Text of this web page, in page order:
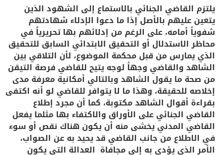
يلتزم القاضي الجنائي بالاستماع إلى الشهود الذين
يتعين عليهم بالأصل إذا ما دعوا الإدلاء شهادتهم
شفوياً أمامه، على الرغم من إدلائهم بها تحريرياً في
محاظر الاستدلال أو التحقيق الابتدائي السابق للتحقيق
الذي يمارس من قبل محكمة الموضوع، لأن التلاقي بين
الشاهد والقاضي وجهاً لوجه يتيح للقاضي فرصة التيقن
من صحة ما يقول الشاهد وبالتالي أمكانية معرفة مدى
إخلاصه للحقيقة، وهذا ما لا يتوافر للقاضي لو أنه اكتفى
بقراءة أقوال الشاهد مكتوبة، كما أن مجرد إطلاع
القاضي الجنائي على الأوراق والاكتفاء بها مثلما يفعل
القاضي المدني يخشى منه أن يكون هناك نقص أو سوء
في الاطلاع من جانب القاضي قد يحيد به عن الصواب،
الأمر الذي يؤدي به إلى مجافاة العدالة التي يكون